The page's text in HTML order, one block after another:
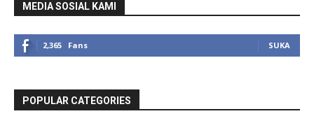
MEDIA SOSIAL KAMI
2,365 Fans SUKA
POPULAR CATEGORIES